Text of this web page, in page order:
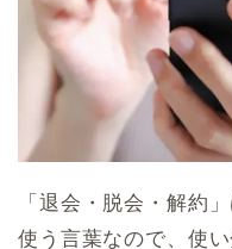
「退会・脱会・解約
使う言葉なので、使